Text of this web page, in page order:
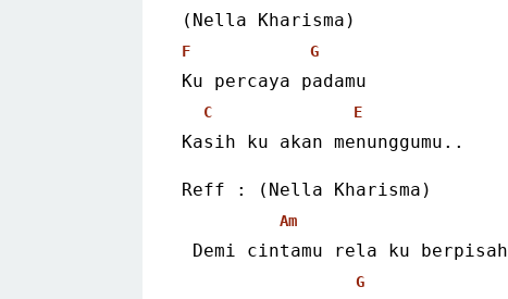
(Nella Kharisma)
F G
Ku percaya padamu
C E
Kasih ku akan menunggumu..
Reff : (Nella Kharisma)
Am
Demi cintamu rela ku berpisah
G